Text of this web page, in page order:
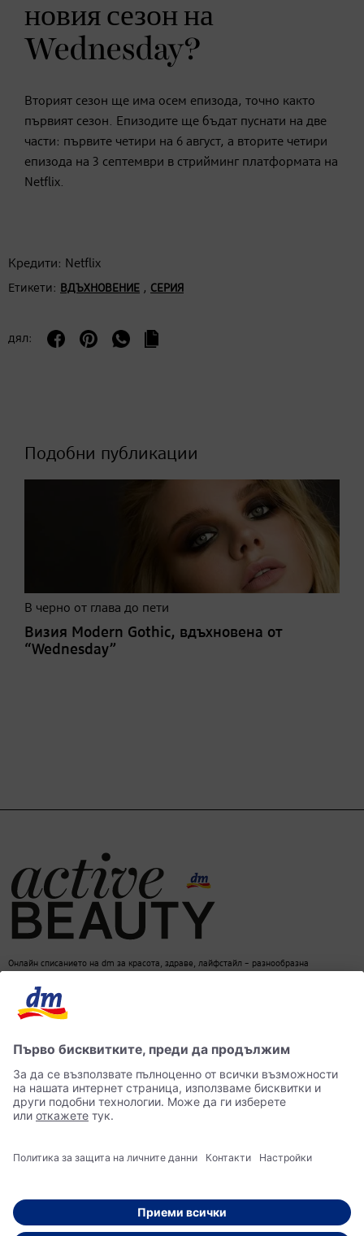
новия сезон на
Wednesday?
Вторият сезон ще има осем епизода, точно както
първият сезон. Епизодите ще бъдат пуснати на две
части: първите четири на 6 август, а вторите четири
епизода на 3 септември в стрийминг платформата на
Netflix.
Кредити: Netflix
Етикети: ВДЪХНОВЕНИЕ , СЕРИЯ
дял:
Подобни публикации
В черно от глава до пети
Визия Modern Gothic, вдъхновена от
“Wednesday”
Онлайн списанието на dm за красота, здраве, лайфстайл – разнообразна
dm онлайн магазин Контакти Лични данни
достъпност
© 2026 dm България ЕООД Моят магазин за козметика, парфюмерия, бебешки
продукти, здравословно хранене, стоки за дома, храна за домашни любимци и много